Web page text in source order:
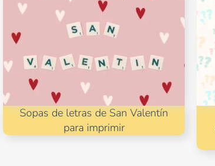
Sopas de letras de San Valentín
para imprimir